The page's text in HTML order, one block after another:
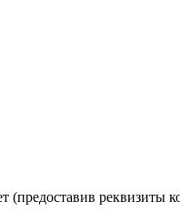
(предоставив реквизиты